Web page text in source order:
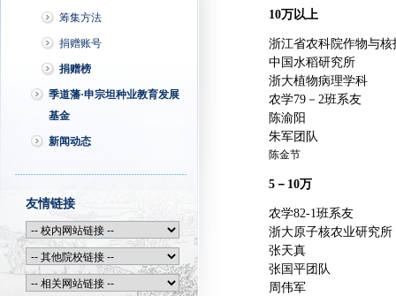
筹集方法
捐赠账号
捐赠榜
季道藩·申宗坦种业教育发展
基金
新闻动态
友情链接
10万以上
浙江省农科院作物与
中国水稻研究所
浙大植物病理学科
农学79－2班系友
陈渝阳
朱军团队
陈金节
5－10万
农学82-1班系友
浙大原子核农业研究所
张天真
张国平团队
周伟军